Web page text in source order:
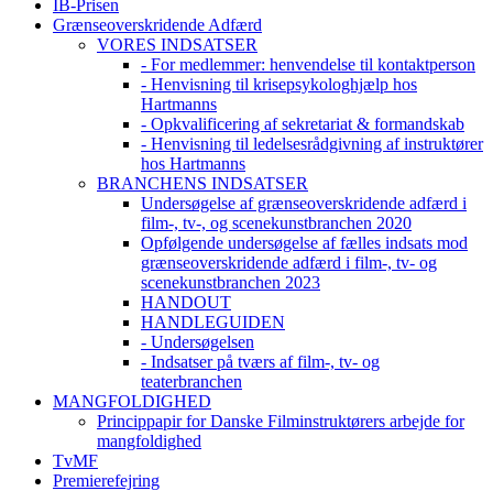
IB-Prisen
Grænseoverskridende Adfærd
VORES INDSATSER
- For medlemmer: henvendelse til kontaktperson
- Henvisning til krisepsykologhjælp hos
Hartmanns
- Opkvalificering af sekretariat & formandskab
- Henvisning til ledelsesrådgivning af instruktører
hos Hartmanns
BRANCHENS INDSATSER
Undersøgelse af grænseoverskridende adfærd i
film-, tv-, og scenekunstbranchen 2020
Opfølgende undersøgelse af fælles indsats mod
grænseoverskridende adfærd i film-, tv- og
scenekunstbranchen 2023
HANDOUT
HANDLEGUIDEN
- Undersøgelsen
- Indsatser på tværs af film-, tv- og
teaterbranchen
MANGFOLDIGHED
Princippapir for Danske Filminstruktørers arbejde for
mangfoldighed
TvMF
Premierefejring